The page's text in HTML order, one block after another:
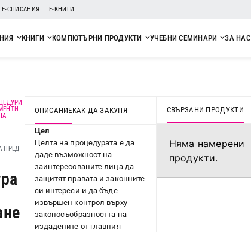
Е-СПИСАНИЯ Е-КНИГИ
КНИГИ КОМПЮТЪРНИ ПРОДУКТИ УЧЕБНИ СЕМИНАРИ ЗА НАС
ПРЕД
ОПИСАНИЕКАК ДА ЗАКУПЯ
Цел
Целта на процедурата е да
даде възможност на
заинтересованите лица да
защитят правата и законните
си интереси и да бъде
извършен контрол върху
законосъобразността на
издадените от главния
СВЪРЗАНИ ПРОДУКТИ
Няма намерени
продукти.